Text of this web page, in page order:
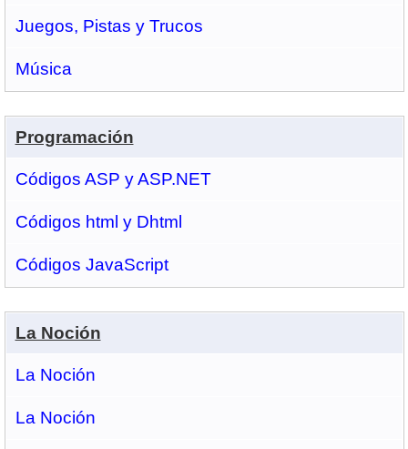
Juegos, Pistas y Trucos
Música
Programación
Códigos ASP y ASP.NET
Códigos html y Dhtml
Códigos JavaScript
La Noción
La Noción
La Noción